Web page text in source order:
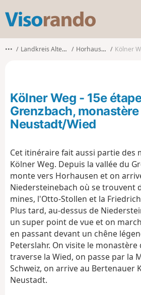
s
o
o
••• Landkreis Altenkirchen (Westerwald) Horhausen (Westerwald) Kölner Weg - 15e
Kölner Weg - 15e
Grenzbach,
Neustadt/Wied
Cet itinéraire fait aussi partie des
Kölner Weg. Depuis la vallée du
monte vers Horhausen et on
Niedersteinebach où se trouvent
mines, l'Otto-Stollen et la
Plus tard, au-dessus de
un super point de vue et on
en passant devant un chêne
Peterslahr. On visite le
traverse la Wied, on passe par la
Schweiz, on arrive au Bertenauer
Neustadt.